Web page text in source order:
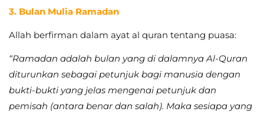
3. Bulan Mulia Ramadan
Allah berfirman dalam ayat al quran tentang puasa:
“Ramadan adalah bulan yang di dalamnya Al-Quran
diturunkan sebagai petunjuk bagi manusia dengan
bukti-bukti yang jelas mengenai petunjuk dan
pemisah (antara benar dan salah). Maka sesiapa yang